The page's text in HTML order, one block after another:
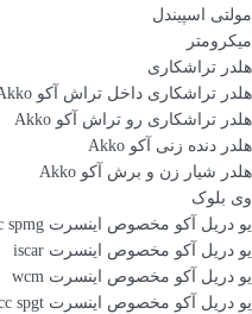
مولتی اسپیندل
میکرومتر
هلدر تراشکاری
هلدر تراشکاری داخل تراش آکو Akko
هلدر تراشکاری رو تراش آکو Akko
هلدر دنده زنی آکو Akko
هلدر شیار زن و برش آکو Akko
وی بلوک
یو دریل آکو مخصوص اینسرت gasac spmg
یو دریل آکو مخصوص اینسرت iscar
یو دریل آکو مخصوص اینسرت wcm
یو دریل آکو مخصوص اینسرت zcc spgt